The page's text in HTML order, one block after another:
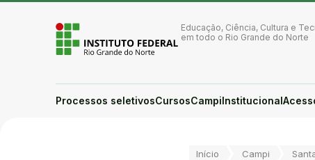
Ir para a página inicial
Ir para a busca
Ir para o menu principal
Ir para o conteúdo
Alto contraste
Login da Área Administrativa
Educação, Ciência, Cultura e
em todo o Rio Grande do Norte
Processos seletivosCursosCampiInstitucional
Você está aqui:
Início Campi